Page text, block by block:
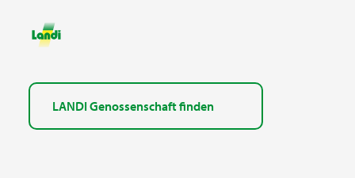
LANDI Genossenschaft finden